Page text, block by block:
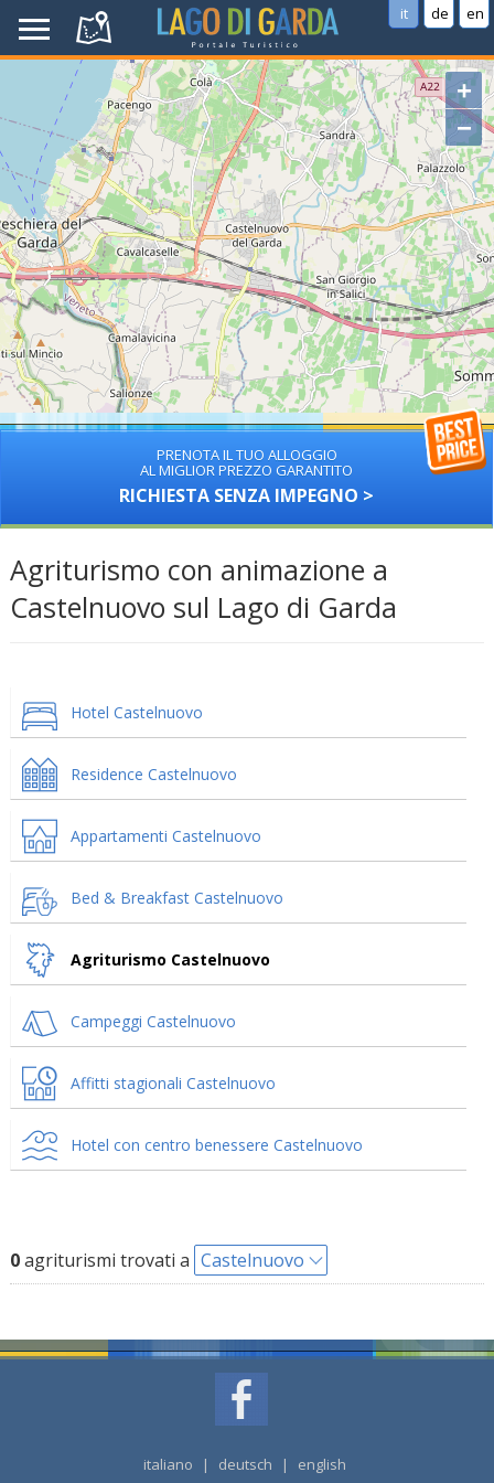
it de en
+
−
PRENOTA IL TUO ALLOGGIO
AL MIGLIOR PREZZO GARANTITO
RICHIESTA SENZA IMPEGNO >
Agriturismo con animazione a
Castelnuovo sul Lago di Garda
Hotel Castelnuovo
Residence Castelnuovo
Appartamenti Castelnuovo
Bed & Breakfast Castelnuovo
Agriturismo Castelnuovo
Campeggi Castelnuovo
Affitti stagionali Castelnuovo
Hotel con centro benessere Castelnuovo
0agriturismi trovati a Castelnuovo
italiano | deutsch | english